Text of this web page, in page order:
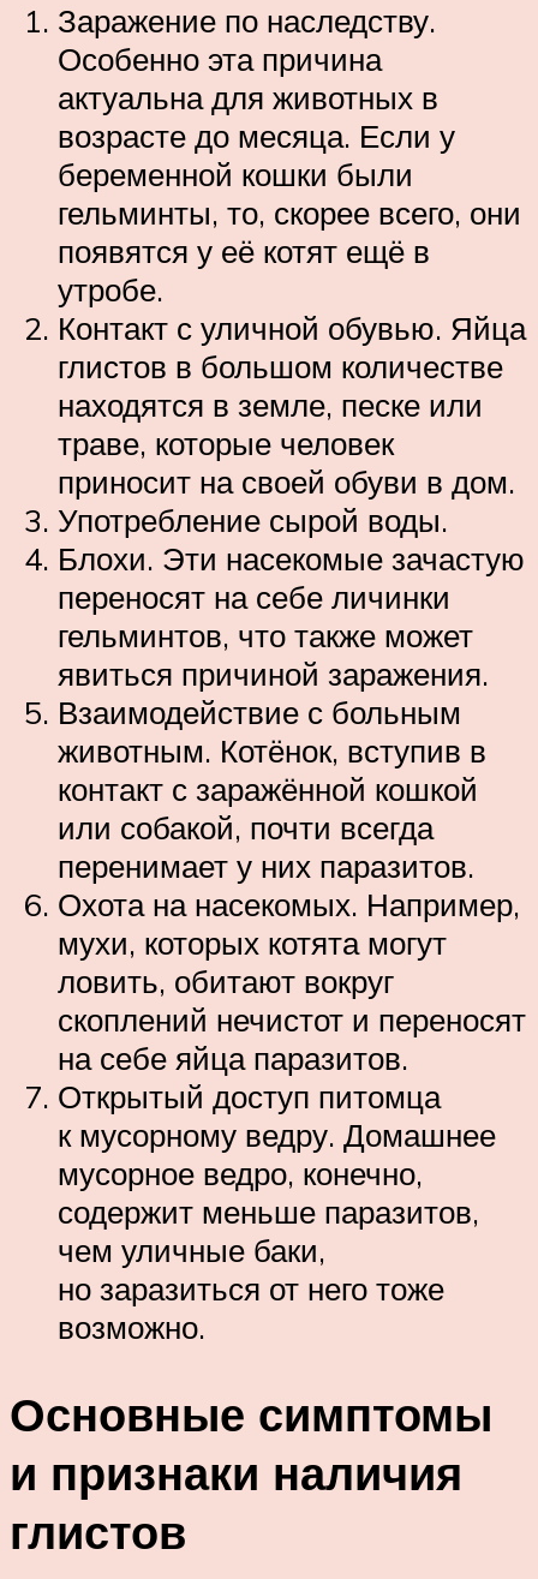
Заражение по наследству.
Особенно эта причина
актуальна для животных в
возрасте до месяца. Если у
беременной кошки были
гельминты, то, скорее всего, они
появятся у её котят ещё в
утробе.
Контакт с уличной обувью. Яйца
глистов в большом количестве
находятся в земле, песке или
траве, которые человек
приносит на своей обуви в дом.
Употребление сырой воды.
Блохи. Эти насекомые зачастую
переносят на себе личинки
гельминтов, что также может
явиться причиной заражения.
Взаимодействие с больным
животным. Котёнок, вступив в
контакт с заражённой кошкой
или собакой, почти всегда
перенимает у них паразитов.
Охота на насекомых. Например,
мухи, которых котята могут
ловить, обитают вокруг
скоплений нечистот и переносят
на себе яйца паразитов.
Открытый доступ питомца
к мусорному ведру. Домашнее
мусорное ведро, конечно,
содержит меньше паразитов,
чем уличные баки,
но заразиться от него тоже
возможно.
Основные симптомы
и признаки наличия
глистов